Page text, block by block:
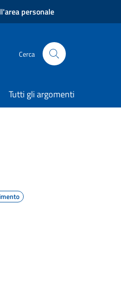
personale
Cerca
Tutti gli argomenti